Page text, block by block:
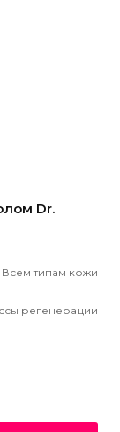
Dr.
Всем типам кожи
регенерации